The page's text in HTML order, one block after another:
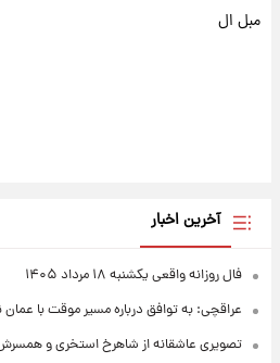
مبل ال
آخرین اخبار
فال روزانه واقعی یکشنبه ۱۸ مرداد ۱۴۰۵
عراقچی: به توافق درباره مسیر موقت با
تصویری عاشقانه از شاهرخ استخری و